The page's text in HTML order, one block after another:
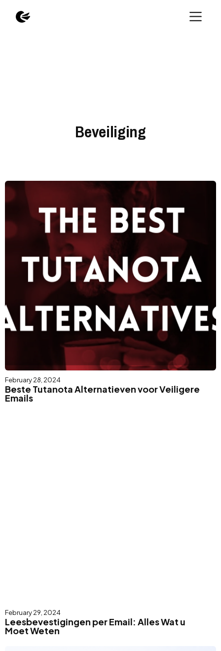
Beveiliging
February 28, 2024
Beste Tutanota Alternatieven voor Veiligere
Emails
February 29, 2024
Leesbevestigingen per Email: Alles Wat u
Moet Weten